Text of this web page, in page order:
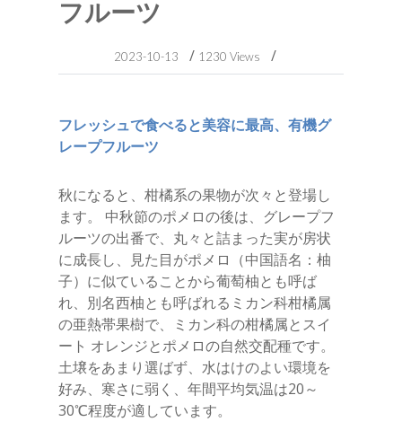
フルーツ
2023-10-13 / 1230 Views /
フレッシュで食べると美容に最高、有機グ
レープフルーツ
秋になると、柑橘系の果物が次々と登場し
ます。 中秋節のポメロの後は、グレープフ
ルーツの出番で、丸々と詰まった実が房状
に成長し、見た目がポメロ（中国語名：柚
子）に似ていることから葡萄柚とも呼ば
れ、別名西柚とも呼ばれるミカン科柑橘属
の亜熱帯果樹で、ミカン科の柑橘属とスイ
ート オレンジとポメロの自然交配種です。
土壌をあまり選ばず、水はけのよい環境を
好み、寒さに弱く、年間平均気温は20～
30℃程度が適しています。